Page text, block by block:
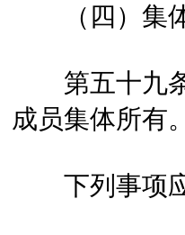
（四）集体
第五十九条
成员集体所有
下列事项应